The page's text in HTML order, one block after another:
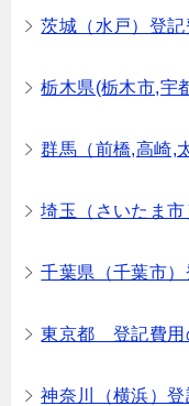
茨城（水戸）登
栃木県(栃木市,宇
群馬（前橋,高崎,
埼玉（さいたま
千葉県（千葉市
東京都 登記費用
神奈川（横浜）